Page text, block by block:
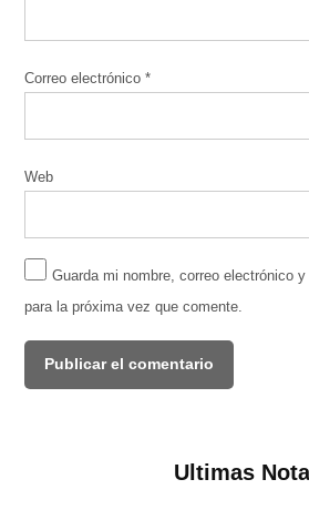
Correo electrónico*
Web
Guarda mi nombre, correo electrónico
para la próxima vez que comente.
Ultimas